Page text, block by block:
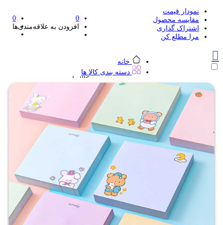
نمودار قیمت
مقایسه محصول
اشتراک گذاری
مرا مطلع کن
0
افزودن به علاقه‌مندی‌ها
0
خانه
دسته بندی کالا ها
دسته بندی کالا ها
لوازم تحریر و هنر
لوازم تحریر و هنر
مداد
پاک کن و غلط گیر
مداد تراش
اتود و نوک
روان نویس فانتزی
خودکار و خودکار فشاری
دفترچه یادداشت
استیکر
استیک نوت
خط کش و گونیا
کیف غذا
کوله پشتی
چسب
کاتر فانتزی
بوک مارک